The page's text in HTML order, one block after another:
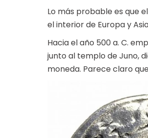
Lo más probable es que
el interior de Europa y
Hacia el año 500 a. C.
junto al templo de Juno,
moneda. Parece claro